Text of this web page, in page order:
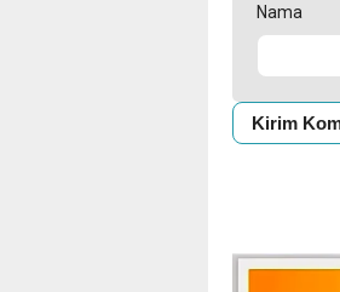
Nama